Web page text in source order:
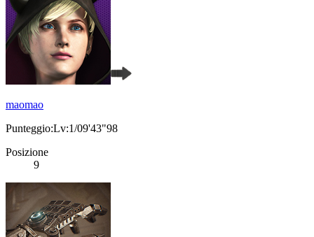
maomao
Punteggio:Lv:1/09'43"98
Posizione
9